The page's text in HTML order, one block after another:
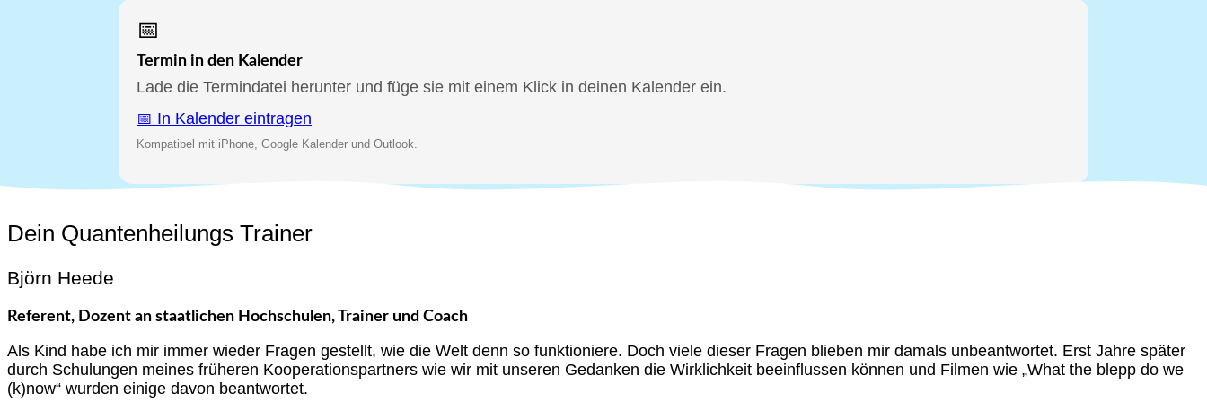
📅
Termin in den Kalender
Lade die Termindatei herunter und füge sie mit einem Klick in deinen Kalender ein.
📅 In Kalender eintragen
Kompatibel mit iPhone, Google Kalender und Outlook.
Dein Quantenheilungs Trainer
Björn Heede
Referent, Dozent an staatlichen Hochschulen, Trainer und Coach
Als Kind habe ich mir immer wieder Fragen gestellt, wie die Welt denn so funktioniere. Doch viele dieser Fragen blieben mir damals unbeantwortet. Erst Jahre später
durch Schulungen meines früheren Kooperationspartners wie wir mit unseren Gedanken die Wirklichkeit beeinflussen können und Filmen wie „What the blepp do we
(k)now“ wurden einige davon beantwortet.